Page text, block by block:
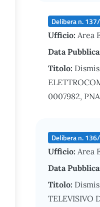
Delibera n.
Ufficio: Area
Data
Titolo:
0007982,
Delibera n.
Ufficio: Area
Data
Titolo:
TELEVISIVO